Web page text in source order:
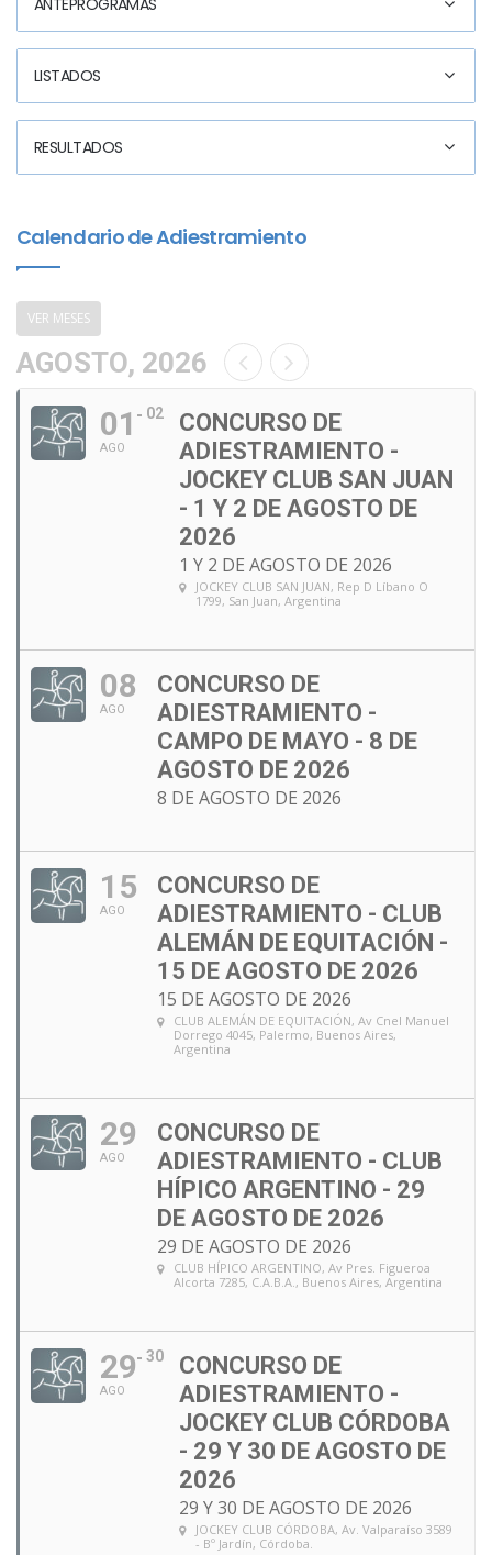
ANTEPROGRAMAS
LISTADOS
RESULTADOS
Calendario de Adiestramiento
VER MESES
AGOSTO, 2026
01
AGO
02
CONCURSO DE
ADIESTRAMIENTO -
JOCKEY CLUB SAN JUAN
- 1 Y 2 DE AGOSTO DE
2026
1 Y 2 DE AGOSTO DE 2026
JOCKEY CLUB SAN JUAN, Rep D Líbano O
1799, San Juan, Argentina
08
AGO
CONCURSO DE
ADIESTRAMIENTO -
CAMPO DE MAYO - 8 DE
AGOSTO DE 2026
8 DE AGOSTO DE 2026
15
AGO
CONCURSO DE
ADIESTRAMIENTO - CLUB
ALEMÁN DE EQUITACIÓN -
15 DE AGOSTO DE 2026
15 DE AGOSTO DE 2026
CLUB ALEMÁN DE EQUITACIÓN, Av Cnel Manuel
Dorrego 4045, Palermo, Buenos Aires,
Argentina
29
AGO
CONCURSO DE
ADIESTRAMIENTO - CLUB
HÍPICO ARGENTINO - 29
DE AGOSTO DE 2026
29 DE AGOSTO DE 2026
CLUB HÍPICO ARGENTINO, Av Pres. Figueroa
Alcorta 7285, C.A.B.A., Buenos Aires, Argentina
29
AGO
30
CONCURSO DE
ADIESTRAMIENTO -
JOCKEY CLUB CÓRDOBA
- 29 Y 30 DE AGOSTO DE
2026
29 Y 30 DE AGOSTO DE 2026
JOCKEY CLUB CÓRDOBA, Av. Valparaíso 3589
- Bº Jardín, Córdoba.